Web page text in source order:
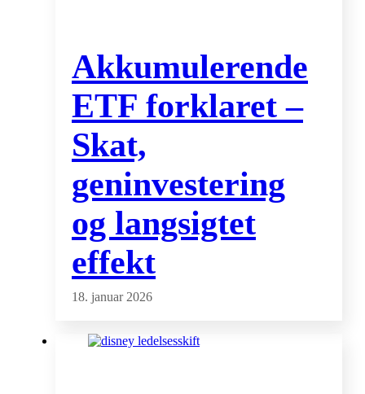
Akkumulerende
ETF forklaret –
Skat,
geninvestering
og langsigtet
effekt
18. januar 2026